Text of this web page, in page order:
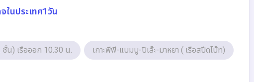
ในประเทศ1วัน
ชั้น) เรือออก 10.30 น. เกาะพีพี-แบมบู-ปิเล๊ะ-มาหยา ( เรือสปีดโบ๊ท)